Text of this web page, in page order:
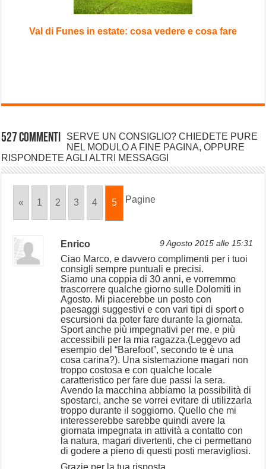
Val di Funes in estate: cosa vedere e cosa fare
527 commenti
SERVE UN CONSIGLIO? CHIEDETE PURE
NEL MODULO A FINE PAGINA, OPPURE
RISPONDETE AGLI ALTRI MESSAGGI
Pagine
« 1 2 3 4 5
Enrico 9 Agosto 2015 alle 15:31
Ciao Marco, e davvero complimenti per i tuoi
consigli sempre puntuali e precisi.
Siamo una coppia di 30 anni, e vorremmo
trascorrere qualche giorno sulle Dolomiti in
Agosto. Mi piacerebbe un posto con
paesaggi suggestivi e con vari tipi di sport o
escursioni da poter fare durante la giornata.
Sport anche più impegnativi per me, e più
accessibili per la mia ragazza.(Leggevo ad
esempio del “Barefoot”, secondo te è una
cosa carina?). Una sistemazione magari non
troppo costosa e con qualche locale
caratteristico per fare due passi la sera.
Avendo la macchina abbiamo la possibilità di
spostarci, anche se vorrei evitare di utilizzarla
troppo durante il soggiorno. Quello che mi
interesserebbe sarebbe quindi avere la
giornata impegnata in attività a contatto con
la natura, magari divertenti, che ci permettano
di godere a pieno di questi posti meravigliosi.
Grazie per la tua risposta.